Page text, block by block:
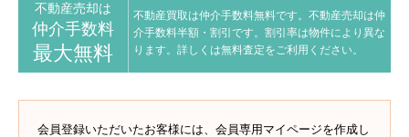
不動産売却は
仲介手数料
最大無料
不動産買取は仲介手数料無料です。 不動産売却は仲
介手数料半額・割引です。 割引率は物件により異な
ります。 詳しくは無料査定をご利用ください。
会員登録いただいたお客様には、会員専用マイページを作成し